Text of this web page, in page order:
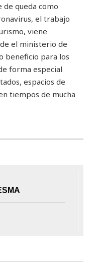
de queda como
el trabajo
viene
el ministerio de
beneficio para los
forma especial
espacios de
tiempos de mucha